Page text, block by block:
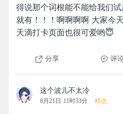
得说那个词根能不能给我们
就有！！！啊啊啊啊 大家今
天滴打卡页面也很可爱哟😇
分享 评
这个波儿不太冷
8月21日 11时33分 精选